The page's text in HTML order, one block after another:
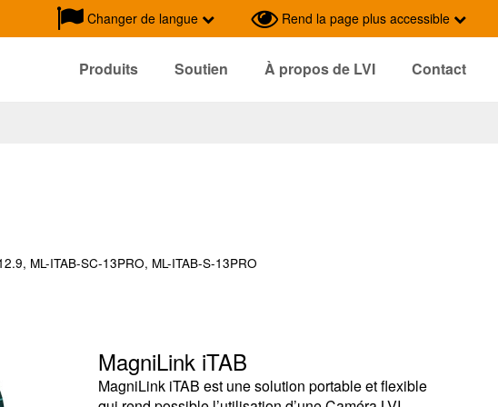
Changer de langue Rend la page plus accessible
Produits Soutien À propos de LVI
Contact
ML-ITAB-SC-13PRO, ML-ITAB-S-13PRO
MagniLink iTAB
MagniLink iTAB est une solution portable et flexible